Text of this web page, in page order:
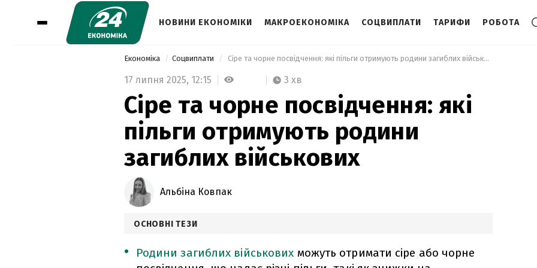
НОВИНИ ЕКОНОМІКИ МАКРОЕКОНОМІКА СОЦВИПЛАТИ ТАРИФИ РОБОТА
Економіка Соцвиплати Сіре та чорне посвідчення: які пільги отримують родини загиблих військових
17 липня 2025, 12:15 3 хв
Сіре та чорне посвідчення: які
пільги отримують родини
загиблих військових
Альбіна Ковпак
ОСНОВНІ ТЕЗИ
Родини загиблих військових можуть отримати сіре або чорне